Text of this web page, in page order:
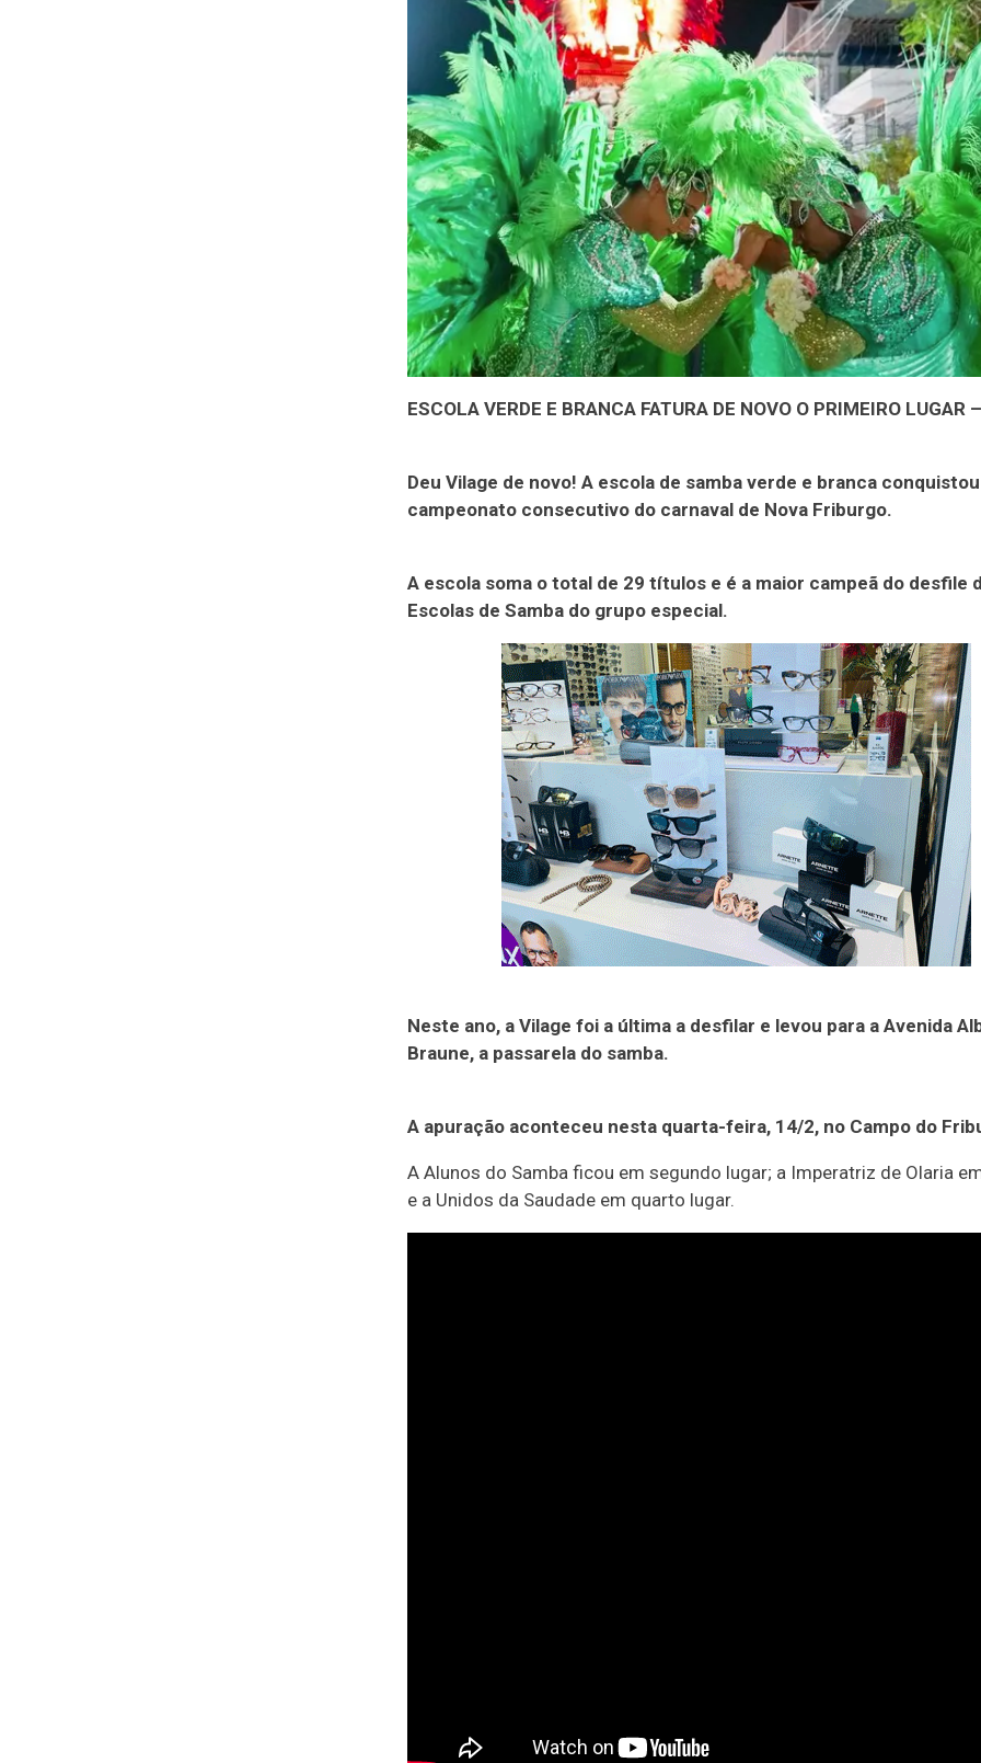
ESCOLA VERDE E BRANCA FATURA DE NOVO O PRIMEIRO LUGAR –
Deu Vilage de novo! A escola de samba verde e branca
campeonato consecutivo do carnaval de Nova Friburgo.
A escola soma o total de 29 títulos e é a maior campeã do desfile
Escolas de Samba do grupo especial.
Neste ano, a Vilage foi a última a desfilar e levou para a Avenida
Braune, a passarela do samba.
A apuração aconteceu nesta quarta-feira, 14/2, no Campo do
A Alunos do Samba ficou em segundo lugar; a Imperatriz de Olaria
e a Unidos da Saudade em quarto lugar.